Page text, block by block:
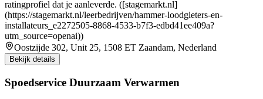
ratingprofiel dat je aanleverde. ([stagemarkt.nl]
(https://stagemarkt.nl/leerbedrijven/hammer-loodgieters-en-
installateurs_e2272505-8868-4533-b7f3-edbd41ee409a?
utm_source=openai))
Oostzijde 302, Unit 25, 1508 ET Zaandam, Nederland
Bekijk details
Spoedservice Duurzaam Verwarmen